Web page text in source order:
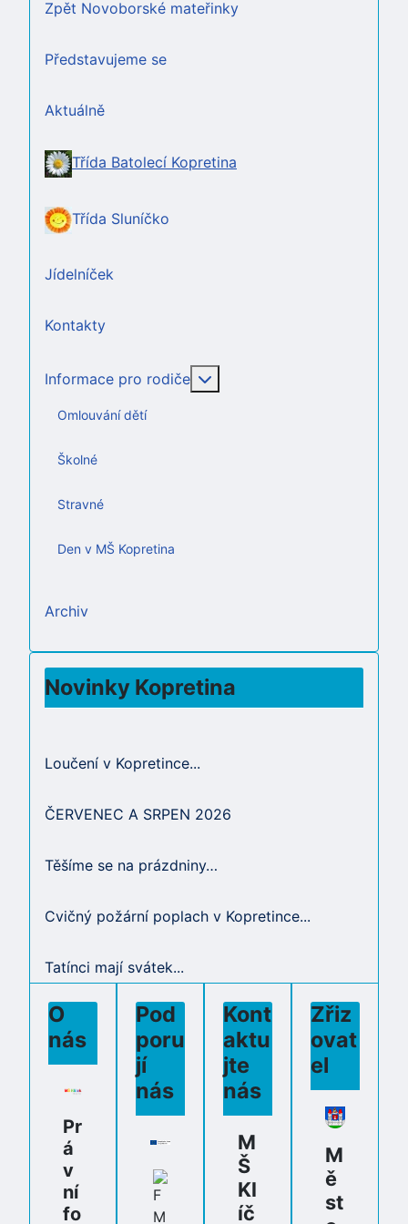
Zpět Novoborské mateřinky
Představujeme se
Aktuálně
Třída Batolecí Kopretina
Třída Sluníčko
Jídelníček
Kontakty
Informace pro rodiče
Omlouvání dětí
Školné
Stravné
Den v MŠ Kopretina
Archiv
Novinky Kopretina
Loučení v Kopretince...
ČERVENEC A SRPEN 2026
Těšíme se na prázdniny…
Cvičný požární poplach v Kopretince...
Tatínci mají svátek...
O
nás
Pr
á
v
ní
fo
Pod
poru
jí
nás
Kont
aktu
jte
nás
M
Š
Kl
íč
Zřiz
ovat
el
M
ě
st